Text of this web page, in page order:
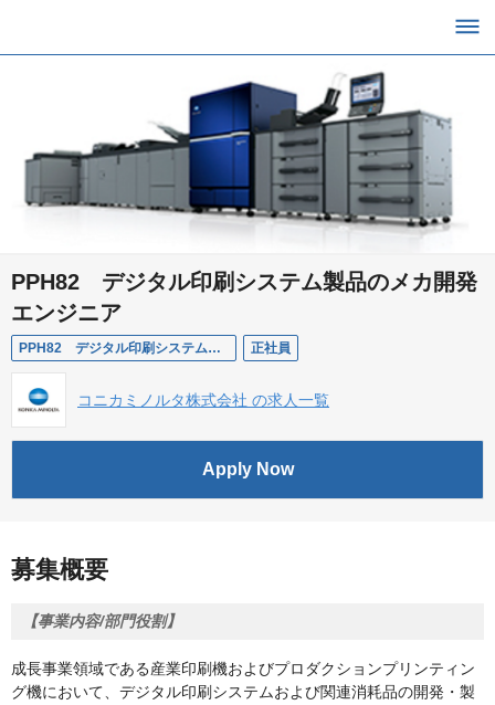
PPH82 デジタル印刷システム製品のメカ開発
エンジニア
PPH82 デジタル印刷システム製品のメカ開発エンジニア 正社員
コニカミノルタ株式会社 の求人一覧
Apply Now
募集概要
【事業内容/部門役割】
成長事業領域である産業印刷機およびプロダクションプリンティン
グ機において、デジタル印刷システムおよび関連消耗品の開発・製